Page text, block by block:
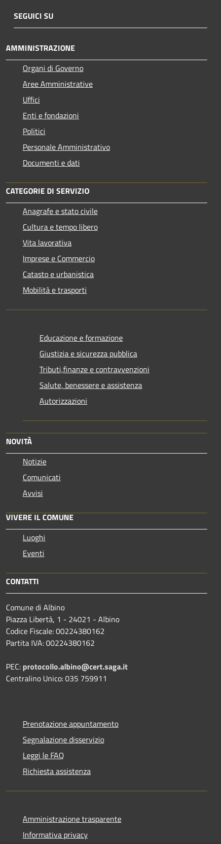
SEGUICI SU
AMMINISTRAZIONE
Organi di Governo
Aree Amministrative
Uffici
Enti e fondazioni
Politici
Personale Amministrativo
Documenti e dati
CATEGORIE DI SERVIZIO
Anagrafe e stato civile
Cultura e tempo libero
Vita lavorativa
Imprese e Commercio
Catasto e urbanistica
Mobilità e trasporti
Educazione e formazione
Giustizia e sicurezza pubblica
Tributi,finanze e contravvenzioni
Salute, benessere e assistenza
Autorizzazioni
NOVITÀ
Notizie
Comunicati
Avvisi
VIVERE IL COMUNE
Luoghi
Eventi
CONTATTI
Comune di Albino
Piazza Libertà, 1 - 24021 - Albino
Codice Fiscale: 00224380162
Partita IVA: 00224380162
PEC: protocollo.albino@cert.saga.it
Centralino Unico: 035 759911
Prenotazione appuntamento
Segnalazione disservizio
Leggi le FAQ
Richiesta assistenza
Amministrazione trasparente
Informativa privacy